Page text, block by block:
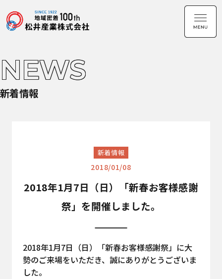
NEWS
新着情報
新着情報
2018/01/08
2018年1月7日（日）「新春お客様感謝
祭」を開催しました。
2018年1月7日（日）「新春お客様感謝祭」に大
勢のご来場をいただき、誠にありがとうございま
した。